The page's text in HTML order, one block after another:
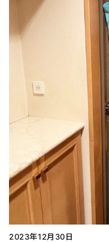
2023年12月30日